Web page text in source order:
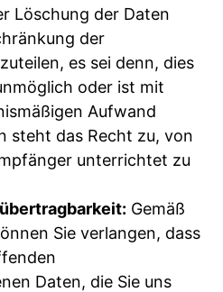
Löschung der Daten
der
es sei denn, dies
oder ist mit
Aufwand
steht das Recht zu, von
unterrichtet zu
Gemäß
Sie verlangen, dass
Daten, die Sie uns